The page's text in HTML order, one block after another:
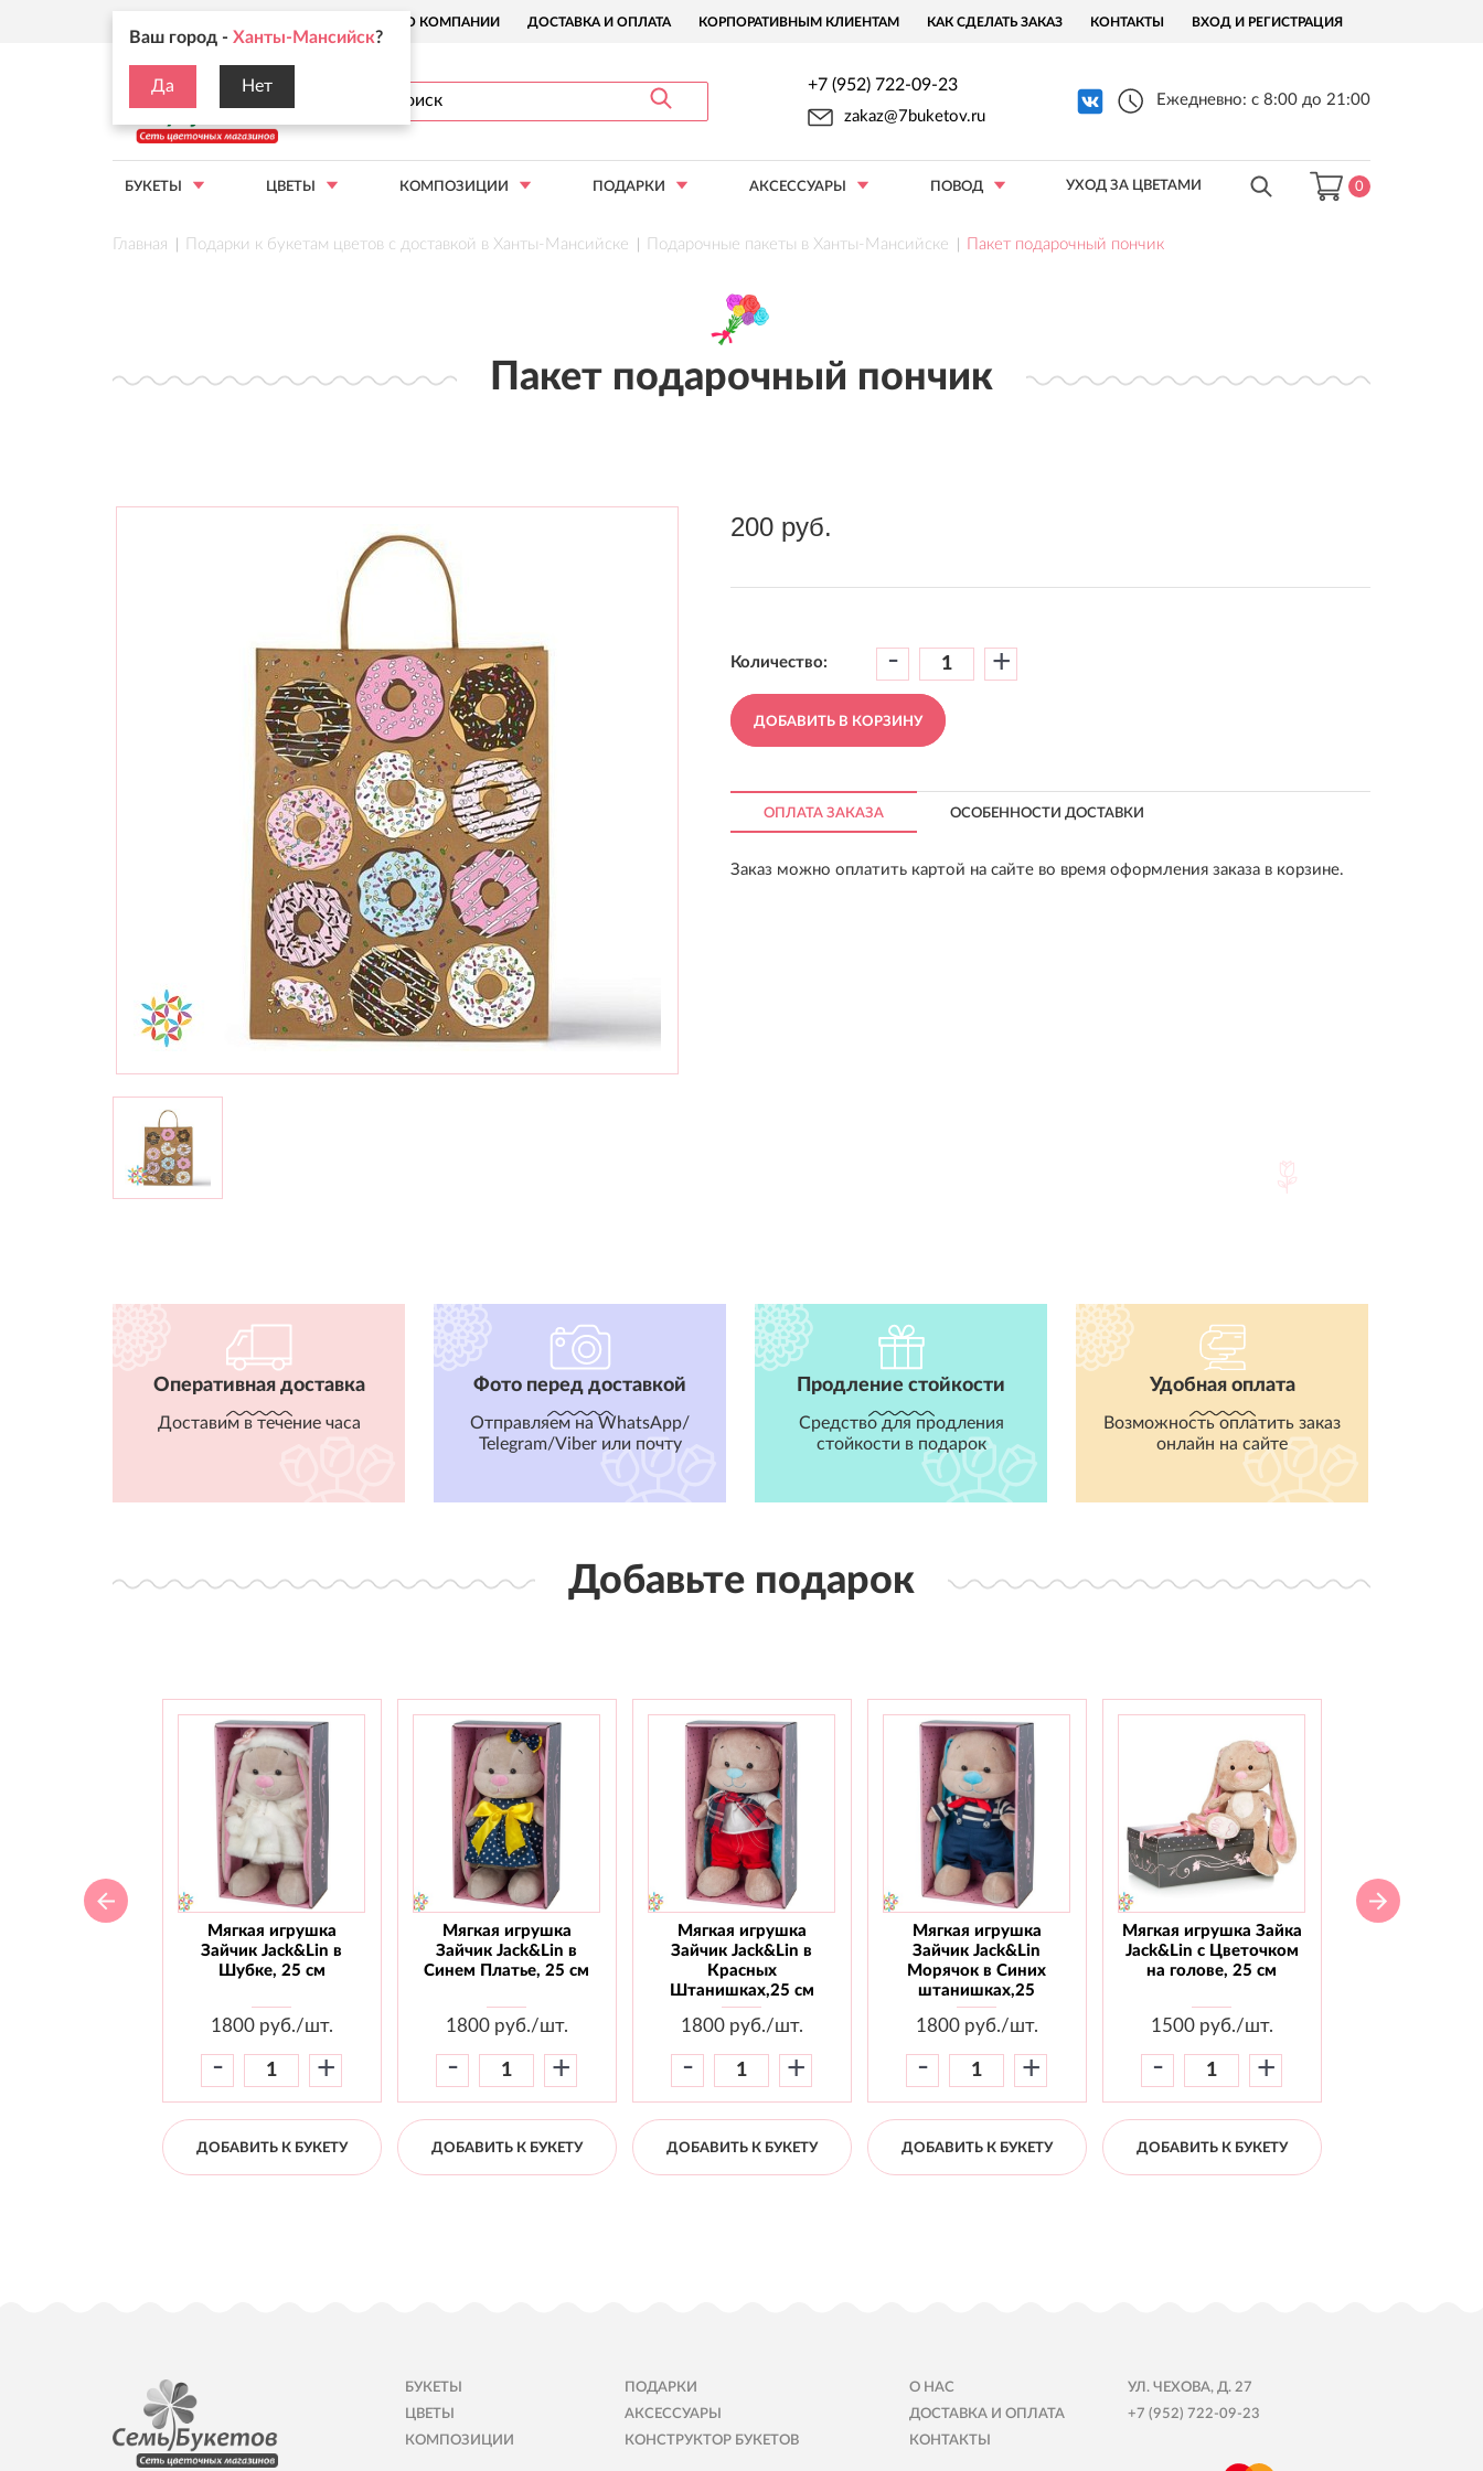
Ваш город - Ханты-Мансийск?
Да Нет
О КОМПАНИИ ДОСТАВКА И ОПЛАТА КОРПОРАТИВНЫМ КЛИЕНТАМ КАК СДЕЛАТЬ ЗАКАЗ КОНТАКТЫ ВХОД И РЕГИСТРАЦИЯ
+7 (952) 722-09-23
zakaz@7buketov.ru
Ежедневно: с 8:00 до 21:00
БУКЕТЫ ЦВЕТЫ КОМПОЗИЦИИ ПОДАРКИ АКСЕССУАРЫ ПОВОД УХОД ЗА ЦВЕТАМИ 0
Главная Подарки к букетам цветов с доставкой в Ханты-Мансийске Подарочные пакеты в Ханты-Мансийске Пакет подарочный пончик
Пакет подарочный пончик
200 руб.
Количество: - +
ДОБАВИТЬ В КОРЗИНУ
ОПЛАТА ЗАКАЗА ОСОБЕННОСТИ ДОСТАВКИ
Заказ можно оплатить картой на сайте во время оформления заказа в корзине.
Оперативная доставка
Доставим в течение часа
Фото перед доставкой
Отправляем на WhatsApp/
Telegram/Viber или почту
Продление стойкости
Средство для продления
стойкости в подарок
Удобная оплата
Возможность оплатить заказ
онлайн на сайте
Добавьте подарок
Мягкая игрушка
Зайчик Jack&Lin в
Шубке, 25 см
1800руб./шт.
- +
ДОБАВИТЬ К БУКЕТУ
Мягкая игрушка
Зайчик Jack&Lin в
Синем Платье, 25 см
1800руб./шт.
- +
ДОБАВИТЬ К БУКЕТУ
Мягкая игрушка
Зайчик Jack&Lin в
Красных
Штанишках,25 см
1800руб./шт.
- +
ДОБАВИТЬ К БУКЕТУ
Мягкая игрушка
Зайчик Jack&Lin
Морячок в Синих
штанишках,25
1800руб./шт.
- +
ДОБАВИТЬ К БУКЕТУ
Мягкая игрушка Зайка
Jack&Lin с Цветочком
на голове, 25 см
1500руб./шт.
- +
ДОБАВИТЬ К БУКЕТУ
БУКЕТЫ
ЦВЕТЫ
КОМПОЗИЦИИ
ПОДАРКИ
АКСЕССУАРЫ
КОНСТРУКТОР БУКЕТОВ
О НАС
ДОСТАВКА И ОПЛАТА
КОНТАКТЫ
УЛ. ЧЕХОВА, Д. 27
+7 (952) 722-09-23